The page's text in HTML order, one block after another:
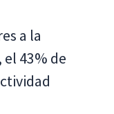
a la
el 43% de